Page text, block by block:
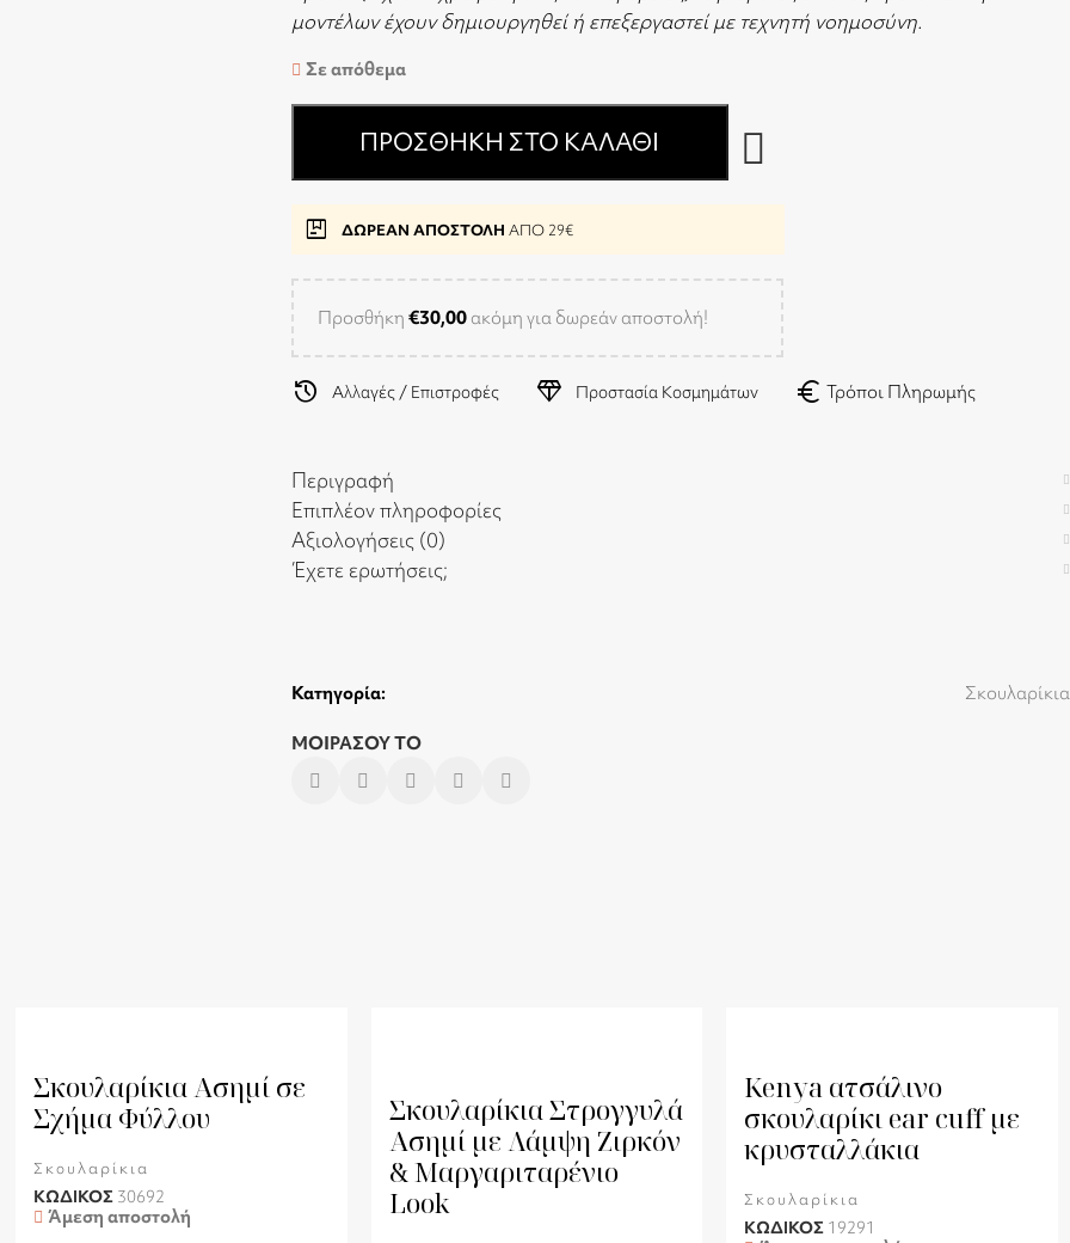
μοντέλων έχουν δημιουργηθεί ή επεξεργαστεί με τεχνητή νοημοσύνη.
Σε απόθεμα
ΠΡΟΣΘΉΚΗ ΣΤΟ ΚΑΛΆΘΙ
package ΔΩΡΕΑΝ ΑΠΟΣΤΟΛΗ ΑΠΟ 29€
Προσθήκη €30,00 ακόμη για δωρεάν αποστολή!
history Αλλαγές / Επιστροφές diamond Προστασία Κοσμημάτων euro Τρόποι Πληρωμής
Περιγραφή
Επιπλέον πληροφορίες
Αξιολογήσεις (0)
Έχετε ερωτήσεις;
Κατηγορία: Σκουλαρίκια
ΜΟΙΡΑΣΟΥ ΤΟ
Σκουλαρίκια Ασημί σε
Σχήμα Φύλλου
Σκουλαρίκια
ΚΩΔΙΚΟΣ 30692
Άμεση αποστολή
Σκουλαρίκια Στρογγυλά
Ασημί με Λάμψη Ζιρκόν
& Μαργαριταρένιο
Look
Kenya ατσάλινο
σκουλαρίκι ear cuff με
κρυσταλλάκια
Σκουλαρίκια
ΚΩΔΙΚΟΣ 19291